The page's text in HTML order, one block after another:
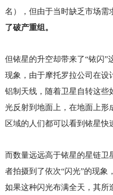
名），但由于当时缺乏市场需
了破产重组。
但铱星的升空却带来了“铱闪”
现象，由于摩托罗拉公司在设
铝制天线，随着卫星自转这些
光反射到地面上，在地面上形
区域的人们都可以看到铱星快
而数量远远高于铱星的星链卫
者拍摄到了依次“闪光”的现象
如果这种闪光布满全天，其所